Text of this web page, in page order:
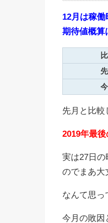
12月は稼働
期待値概算
先月と比較
2019年最
実は27日
のでまあ大
なんて思っ
今月の敗因